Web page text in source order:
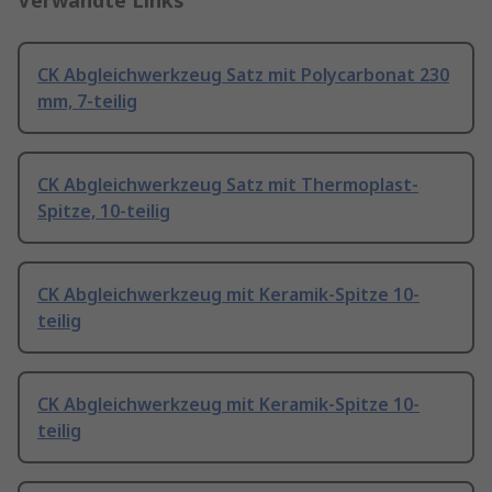
CK Abgleichwerkzeug Satz mit Polycarbonat 230
mm, 7-teilig
CK Abgleichwerkzeug Satz mit Thermoplast-
Spitze, 10-teilig
CK Abgleichwerkzeug mit Keramik-Spitze 10-
teilig
CK Abgleichwerkzeug mit Keramik-Spitze 10-
teilig